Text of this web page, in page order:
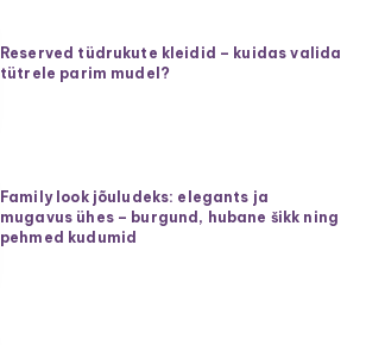
Reserved tüdrukute kleidid – kuidas valida
tütrele parim mudel?
Family look jõuludeks: elegants ja
mugavus ühes – burgund, hubane šikk ning
pehmed kudumid